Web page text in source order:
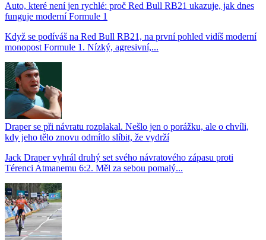
Auto, které není jen rychlé: proč Red Bull RB21 ukazuje, jak dnes
funguje moderní Formule 1
Když se podíváš na Red Bull RB21, na první pohled vidíš moderní
monopost Formule 1. Nízký, agresivní,...
Draper se při návratu rozplakal. Nešlo jen o porážku, ale o chvíli,
kdy jeho tělo znovu odmítlo slíbit, že vydrží
Jack Draper vyhrál druhý set svého návratového zápasu proti
Térenci Atmanemu 6:2. Měl za sebou pomalý...